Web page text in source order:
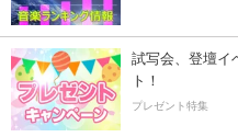
試写会、登壇イ
ト！
プレゼント特集